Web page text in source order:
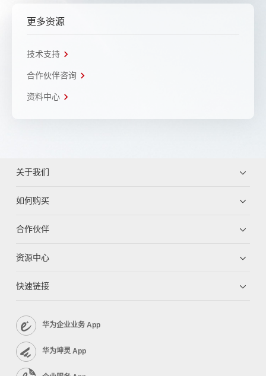
更多资源
技术支持
合作伙伴咨询
资料中心
关于我们
如何购买
合作伙伴
资源中心
快速链接
华为企业业务 App
华为坤灵 App